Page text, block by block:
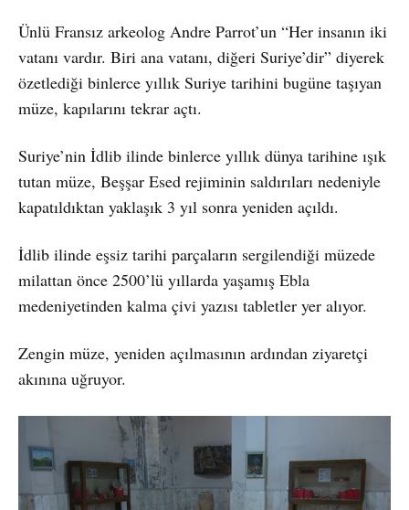
Ünlü Fransız arkeolog Andre Parrot’un “Her insanın iki
vatanı vardır. Biri ana vatanı, diğeri Suriye’dir” diyerek
özetlediği binlerce yıllık Suriye tarihini bugüne taşıyan
müze, kapılarını tekrar açtı.
Suriye’nin İdlib ilinde binlerce yıllık dünya tarihine ışık
tutan müze, Beşşar Esed rejiminin saldırıları nedeniyle
kapatıldıktan yaklaşık 3 yıl sonra yeniden açıldı.
İdlib ilinde eşsiz tarihi parçaların sergilendiği müzede
milattan önce 2500’lü yıllarda yaşamış Ebla
medeniyetinden kalma çivi yazısı tabletler yer alıyor.
Zengin müze, yeniden açılmasının ardından ziyaretçi
akınına uğruyor.